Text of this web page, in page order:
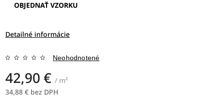
OBJEDNAŤ VZORKU
Detailné informácie
Neohodnotené
42,90 € / m²
34,88 € bez DPH